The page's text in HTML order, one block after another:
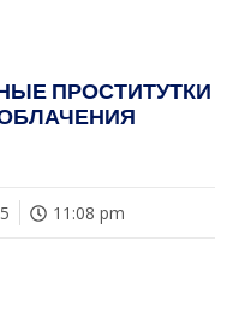
ПРОСТИТУТКИ
11:08 pm